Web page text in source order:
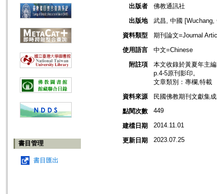
書目管理
書目匯出
出版者
佛教通訊社
出版地
武昌, 中國 [Wuchang,
資料類型
期刊論文=Journal
使用語言
中文=Chinese
附註項
本文收錄於黃夏年主
p.4-5原刊影印。
文章類別：專欄,特載
資料來源
民國佛教期刊文獻集
點閱次數
449
建檔日期 2014.11.01
更新日期 2023.07.25